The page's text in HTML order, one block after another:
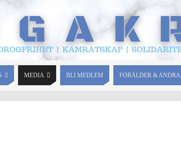
MEDIA BLI MEDLEM FÖRÄLDER & ANDRA